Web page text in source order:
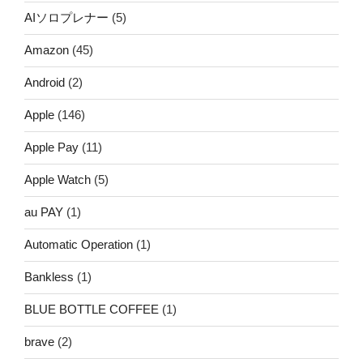
AIソロプレナー (5)
Amazon (45)
Android (2)
Apple (146)
Apple Pay (11)
Apple Watch (5)
au PAY (1)
Automatic Operation (1)
Bankless (1)
BLUE BOTTLE COFFEE (1)
brave (2)